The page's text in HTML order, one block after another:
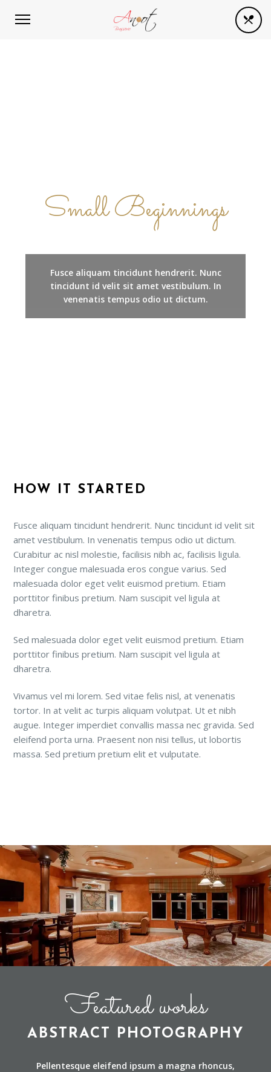
Small Beginnings
ABOUT US
Fusce aliquam tincidunt hendrerit. Nunc
tincidunt id velit sit amet vestibulum. In
venenatis tempus odio ut dictum.
HOW IT STARTED
Fusce aliquam tincidunt hendrerit. Nunc tincidunt id velit sit
amet vestibulum. In venenatis tempus odio ut dictum.
Curabitur ac nisl molestie, facilisis nibh ac, facilisis ligula.
Integer congue malesuada eros congue varius. Sed
malesuada dolor eget velit euismod pretium. Etiam
porttitor finibus pretium. Nam suscipit vel ligula at
dharetra.
Sed malesuada dolor eget velit euismod pretium. Etiam
porttitor finibus pretium. Nam suscipit vel ligula at
dharetra.
Vivamus vel mi lorem. Sed vitae felis nisl, at venenatis
tortor. In at velit ac turpis aliquam volutpat. Ut et nibh
augue. Integer imperdiet convallis massa nec gravida. Sed
eleifend porta urna. Praesent non nisi tellus, ut lobortis
massa. Sed pretium pretium elit et vulputate.
Featured works
ABSTRACT PHOTOGRAPHY
Pellentesque eleifend ipsum a magna rhoncus,